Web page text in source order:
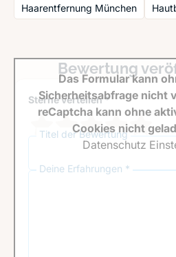
Haarentfernung München
Bewertung
Sterne verteilen *
Titel der Bewertung
Deine Erfahrungen *
Das Formular kann
Sicherheitsabfrage nicht
reCaptcha kann ohne
Cookies nicht
Datenschutz